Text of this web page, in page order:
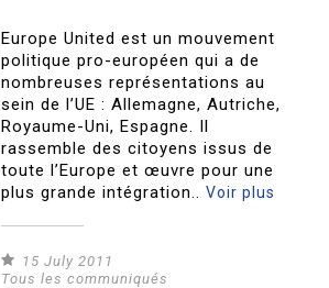
Europe United est un mouvement
politique pro-européen qui a de
nombreuses représentations au
sein de l’UE : Allemagne, Autriche,
Royaume-Uni, Espagne. Il
rassemble des citoyens issus de
toute l’Europe et œuvre pour une
plus grande intégration..Voir plus
15 July 2011
Tous les communiqués